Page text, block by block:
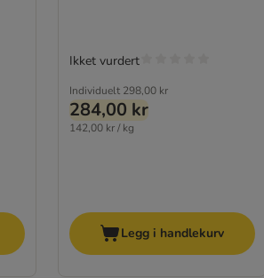
Individuelt 298,00 kr
284,00 kr
142,00 kr / kg
Ikket vurdert
Legg i handlekurv